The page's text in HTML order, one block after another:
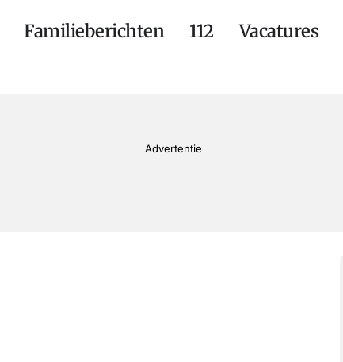
Familieberichten 112 Vacatures
Advertentie